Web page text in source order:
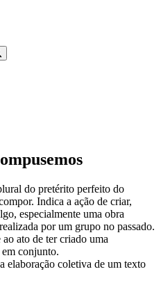
do pretérito perfeito do
Indica a ação de criar,
especialmente uma obra
por um grupo no passado.
ato de ter criado uma
conjunto.
elaboração coletiva de um texto